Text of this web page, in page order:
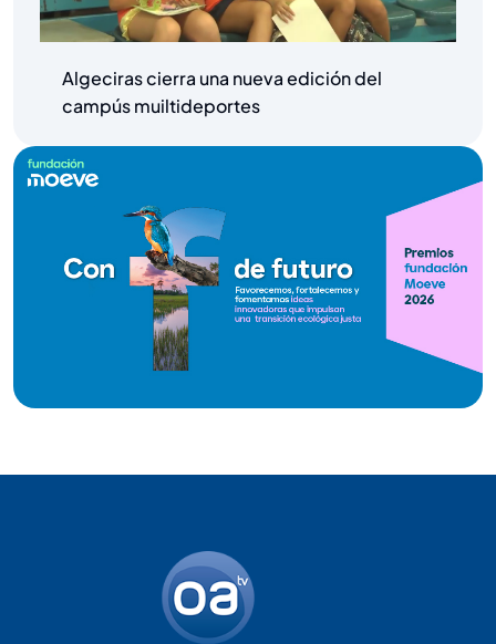
Algeciras cierra una nueva edición del
campús muiltideportes